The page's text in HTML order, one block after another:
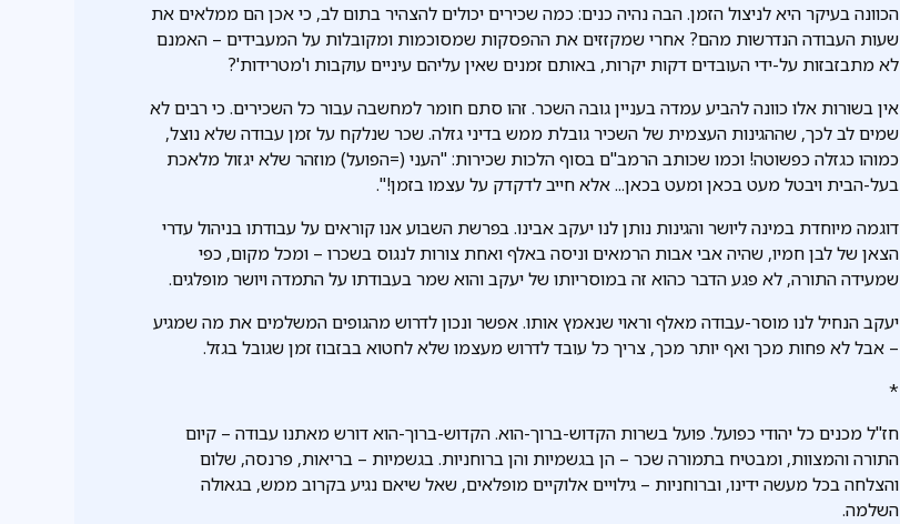
הכוונה בעיקר היא לניצול הזמן. הבה נהיה כנים: כמה שכירים יכולים להצהיר בתום לב, כי אכן הם ממלאים את
שעות העבודה הנדרשות מהם? אחרי שמקזזים את ההפסקות שמסוכמות ומקובלות על המעבידים – האמנם
לא מתבזבזות על-ידי העובדים דקות יקרות, באותם זמנים שאין עליהם עיניים עוקבות ו'מטרידות'?
אין בשורות אלו כוונה להביע עמדה בעניין גובה השכר. זהו סתם חומר למחשבה עבור כל השכירים. כי רבים לא
שמים לב לכך, שההגינות העצמית של השכיר גובלת ממש בדיני גזלה. שכר שנלקח על זמן עבודה שלא נוצל,
כמוהו כגזלה כפשוטה! וכמו שכותב הרמב"ם בסוף הלכות שכירות: "העני (=הפועל) מוזהר שלא יגזול מלאכת
בעל-הבית ויבטל מעט בכאן ומעט בכאן... אלא חייב לדקדק על עצמו בזמן!".
דוגמה מיוחדת במינה ליושר והגינות נותן לנו יעקב אבינו. בפרשת השבוע אנו קוראים על עבודתו בניהול עדרי
הצאן של לבן חמיו, שהיה אבי אבות הרמאים וניסה באלף ואחת צורות לנגוס בשכרו – ומכל מקום, כפי
שמעידה התורה, לא פגע הדבר כהוא זה במוסריותו של יעקב והוא שמר בעבודתו על התמדה ויושר מופלגים.
יעקב הנחיל לנו מוסר-עבודה מאלף וראוי שנאמץ אותו. אפשר ונכון לדרוש מהגופים המשלמים את מה שמגיע
– אבל לא פחות מכך ואף יותר מכך, צריך כל עובד לדרוש מעצמו שלא לחטוא בבזבוז זמן שגובל בגזל.
*
חז"ל מכנים כל יהודי כפועל. פועל בשרות הקדוש-ברוך-הוא. הקדוש-ברוך-הוא דורש מאתנו עבודה – קיום
התורה והמצוות, ומבטיח בתמורה שכר – הן בגשמיות והן ברוחניות. בגשמיות – בריאות, פרנסה, שלום
והצלחה בכל מעשה ידינו, וברוחניות – גילויים אלוקיים מופלאים, שאל שיאם נגיע בקרוב ממש, בגאולה
השלמה.